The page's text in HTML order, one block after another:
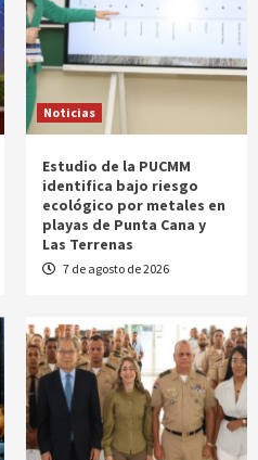
Noticias
Estudio de la PUCMM
identifica bajo riesgo
ecológico por metales en
playas de Punta Cana y
Las Terrenas
7 de agosto de 2026